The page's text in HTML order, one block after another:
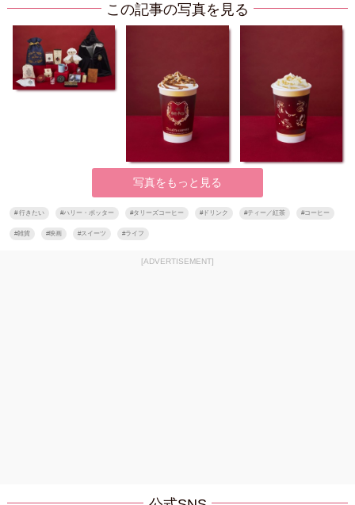
この記事の写真を見る
写真をもっと見る
#行きたい #ハリー・ポッター #タリーズコーヒー #ドリンク #ティー／紅茶 #コーヒー
#雑貨 #映画 #スイーツ #ライフ
[ADVERTISEMENT]